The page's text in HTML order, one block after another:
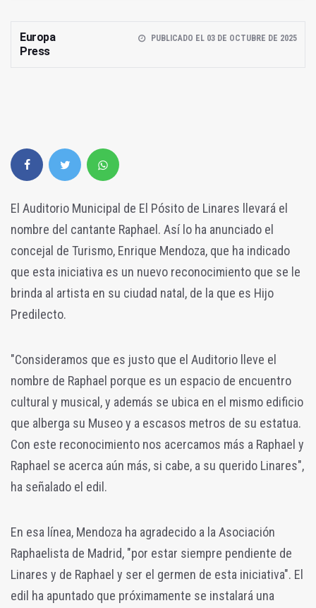
Europa
Press
PUBLICADO EL 03 DE OCTUBRE DE 2025
El Auditorio Municipal de El Pósito de Linares llevará el
nombre del cantante Raphael. Así lo ha anunciado el
concejal de Turismo, Enrique Mendoza, que ha indicado
que esta iniciativa es un nuevo reconocimiento que se le
brinda al artista en su ciudad natal, de la que es Hijo
Predilecto.
"Consideramos que es justo que el Auditorio lleve el
nombre de Raphael porque es un espacio de encuentro
cultural y musical, y además se ubica en el mismo edificio
que alberga su Museo y a escasos metros de su estatua.
Con este reconocimiento nos acercamos más a Raphael y
Raphael se acerca aún más, si cabe, a su querido Linares",
ha señalado el edil.
En esa línea, Mendoza ha agradecido a la Asociación
Raphaelista de Madrid, "por estar siempre pendiente de
Linares y de Raphael y ser el germen de esta iniciativa". El
edil ha apuntado que próximamente se instalará una